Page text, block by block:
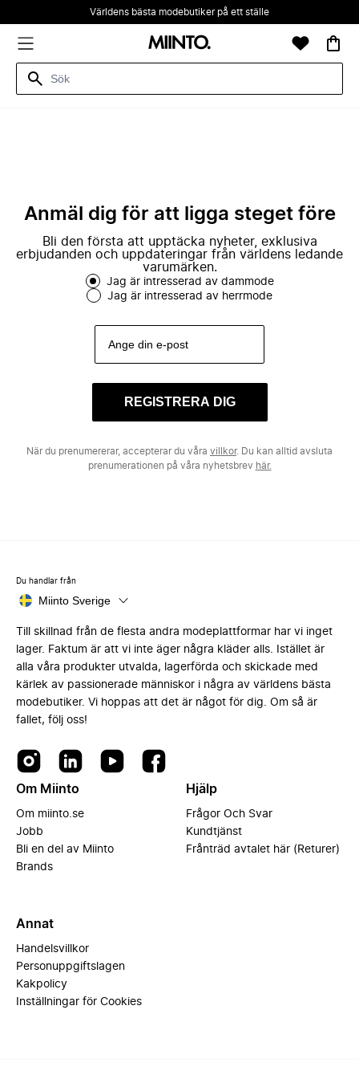
Världens bästa modebutiker på ett ställe
Anmäl dig för att ligga steget före
Bli den första att upptäcka nyheter, exklusiva
erbjudanden och uppdateringar från världens ledande
varumärken.
Jag är intresserad av dammode
Jag är intresserad av herrmode
REGISTRERA DIG
När du prenumererar, accepterar du våra villkor. Du kan alltid avsluta
prenumerationen på våra nyhetsbrev här.
Du handlar från
Miinto Sverige
Till skillnad från de flesta andra modeplattformar har vi inget
lager. Faktum är att vi inte äger några kläder alls. Istället är
alla våra produkter utvalda, lagerförda och skickade med
kärlek av passionerade människor i några av världens bästa
modebutiker. Vi hoppas att det är något för dig. Om så är
fallet, följ oss!
Om Miinto
Om miinto.se
Jobb
Bli en del av Miinto
Brands
Hjälp
Frågor Och Svar
Kundtjänst
Frånträd avtalet här (Returer)
Annat
Handelsvillkor
Personuppgiftslagen
Kakpolicy
Inställningar för Cookies